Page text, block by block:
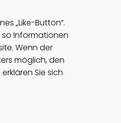
„Like-Button“.
so Informationen
Wenn der
möglich, den
Sie sich